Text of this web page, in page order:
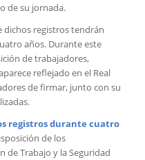
de su jornada.
dichos registros tendrán
años. Durante este
de trabajadores,
reflejado en el Real
de firmar, junto con su
registros durante cuatro
de los
de Trabajo y la Seguridad